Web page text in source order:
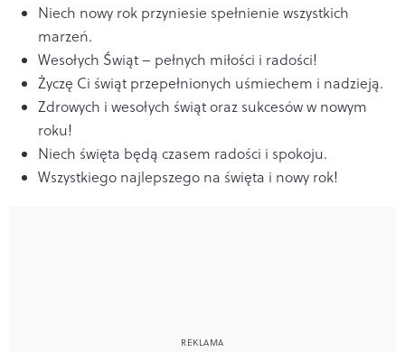
Niech nowy rok przyniesie spełnienie wszystkich
marzeń.
Wesołych Świąt – pełnych miłości i radości!
Życzę Ci świąt przepełnionych uśmiechem i nadzieją.
Zdrowych i wesołych świąt oraz sukcesów w nowym
roku!
Niech święta będą czasem radości i spokoju.
Wszystkiego najlepszego na święta i nowy rok!